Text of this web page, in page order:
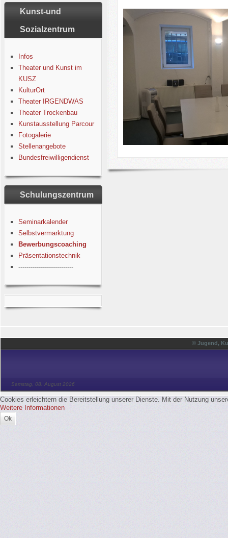
Kunst-und
Sozialzentrum
Infos
Theater und Kunst im
KUSZ
KulturOrt
Theater IRGENDWAS
Theater Trockenbau
Kunstausstellung Parcour
Fotogalerie
Stellenangebote
Bundesfreiwilligendienst
Schulungszentrum
Seminarkalender
Selbstvermarktung
Bewerbungscoaching
Präsentationstechnik
---------------------------
© Jugend,
Samstag, 08. August 2026
Cookies erleichtern die Bereitstellung unserer Dienste. Mit der Nutzung
Weitere Informationen
Ok